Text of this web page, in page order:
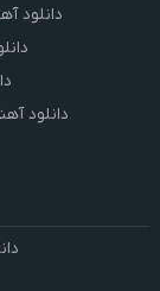
دانلود
دانلود